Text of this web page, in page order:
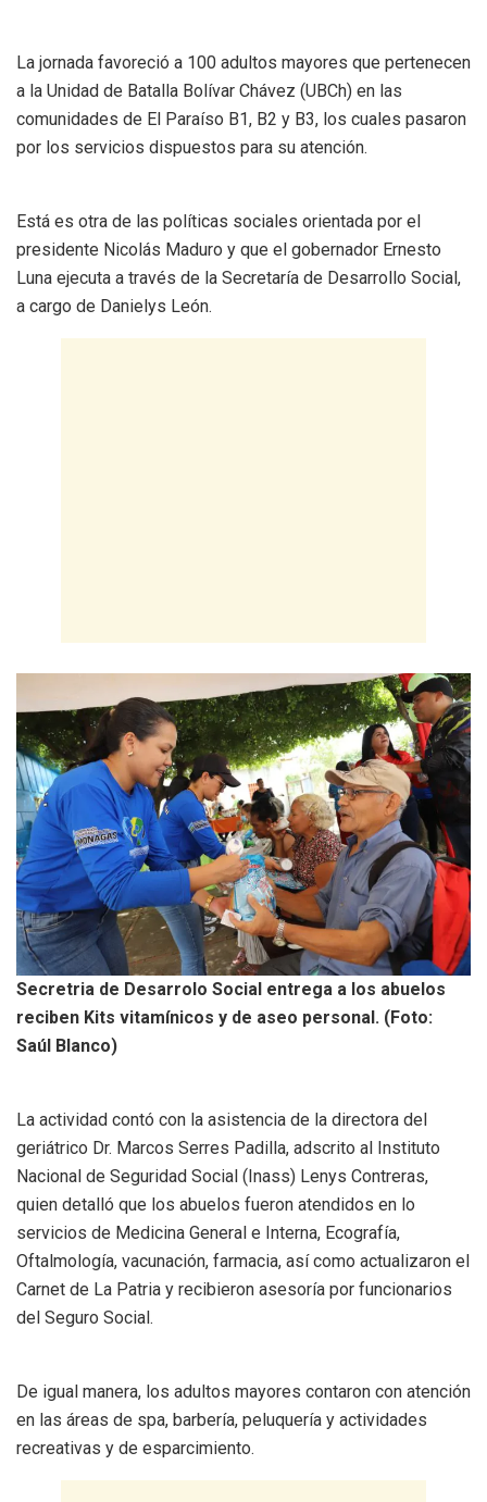
La jornada favoreció a 100 adultos mayores que pertenecen
a la Unidad de Batalla Bolívar Chávez (UBCh) en las
comunidades de El Paraíso B1, B2 y B3, los cuales pasaron
por los servicios dispuestos para su atención.
Está es otra de las políticas sociales orientada por el
presidente Nicolás Maduro y que el gobernador Ernesto
Luna ejecuta a través de la Secretaría de Desarrollo Social,
a cargo de Danielys León.
Secretria de Desarrolo Social entrega a los abuelos
reciben Kits vitamínicos y de aseo personal. (Foto:
Saúl Blanco)
La actividad contó con la asistencia de la directora del
geriátrico Dr. Marcos Serres Padilla, adscrito al Instituto
Nacional de Seguridad Social (Inass) Lenys Contreras,
quien detalló que los abuelos fueron atendidos en lo
servicios de Medicina General e Interna, Ecografía,
Oftalmología, vacunación, farmacia, así como actualizaron el
Carnet de La Patria y recibieron asesoría por funcionarios
del Seguro Social.
De igual manera, los adultos mayores contaron con atención
en las áreas de spa, barbería, peluquería y actividades
recreativas y de esparcimiento.